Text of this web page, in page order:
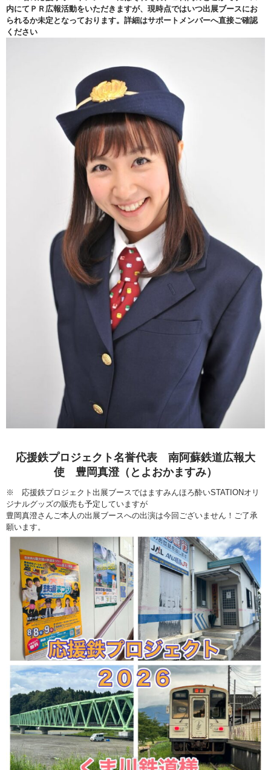
内にてＰＲ広報活動をいただきますが、現時点ではいつ出展ブースにお
られるか未定となっております。詳細はサポートメンバーへ直接ご確認
ください
応援鉄プロジェクト名誉代表 南阿蘇鉄道広報大
使 豊岡真澄（とよおかますみ）
※ 応援鉄プロジェクト出展ブースではますみんほろ酔いSTATIONオリ
ジナルグッズの販売も予定していますが
豊岡真澄さんご本人の出展ブースへの出演は今回ございません！ご了承
願います。